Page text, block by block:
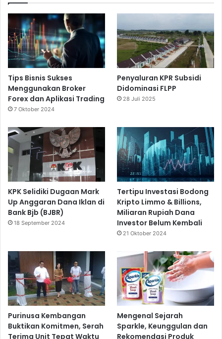
Tips Bisnis Sukses
Menggunakan Broker
Forex dan Aplikasi Trading
7 Oktober 2024
Penyaluran KPR Subsidi
Didominasi FLPP
28 Juli 2025
KPK Selidiki Dugaan Mark
Up Anggaran Dana Iklan di
Bank Bjb (BJBR)
18 September 2024
Tertipu Investasi Bodong
Kripto Limmo & Billions,
Miliaran Rupiah Dana
Investor Belum Kembali
21 Oktober 2024
Purinusa Kembangan
Buktikan Komitmen, Serah
Terima Unit Tepat Waktu
Mengenal Sejarah
Sparkle, Keunggulan dan
Rekomendasi Produk